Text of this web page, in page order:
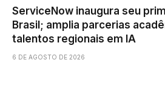
ServiceNow inaugura seu
Brasil; amplia parcerias
talentos regionais em IA
6 DE AGOSTO DE 2026